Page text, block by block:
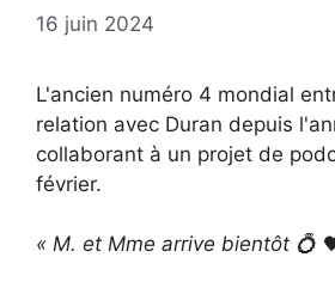
16 juin 2024
L'ancien numéro 4 mondial
relation avec Duran depuis
collaborant à un projet de
février.
« M. et Mme arrive bientôt 💍